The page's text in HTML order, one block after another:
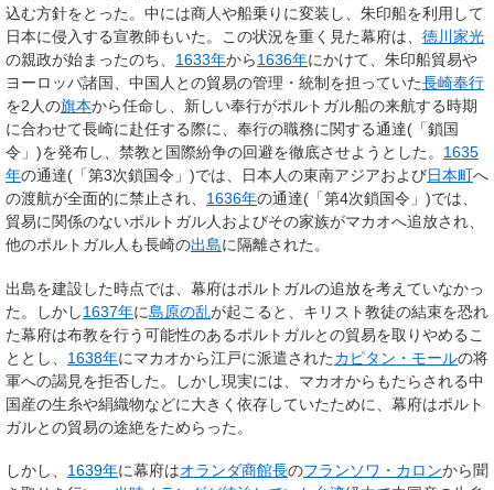
込む方針をとった。中には商人や船乗りに変装し、朱印船を利用して
日本に侵入する宣教師もいた。この状況を重く見た幕府は、 徳川家光
の親政が始まったのち、 1633年から1636年にかけて、朱印船貿易や
ヨーロッパ諸国、中国人との貿易の管理・統制を担っていた長崎奉行
を2人の旗本から任命し、新しい奉行がポルトガル船の来航する時期
に合わせて長崎に赴任する際に、奉行の職務に関する通達(「鎖国
令」)を発布し、禁教と国際紛争の回避を徹底させようとした。 1635
年の通達(「第3次鎖国令」)では、日本人の東南アジアおよび日本町へ
の渡航が全面的に禁止され、 1636年の通達(「第4次鎖国令」)では、
貿易に関係のないポルトガル人およびその家族がマカオへ追放され、
他のポルトガル人も長崎の出島に隔離された。
出島を建設した時点では、幕府はポルトガルの追放を考えていなかっ
た。しかし1637年に島原の乱が起こると、キリスト教徒の結束を恐れ
た幕府は布教を行う可能性のあるポルトガルとの貿易を取りやめるこ
ととし、 1638年にマカオから江戸に派遣されたカピタン・モールの将
軍への謁見を拒否した。しかし現実には、マカオからもたらされる中
国産の生糸や絹織物などに大きく依存していたために、幕府はポルト
ガルとの貿易の途絶をためらった。
しかし、 1639年に幕府はオランダ商館長のフランソワ・カロンから聞